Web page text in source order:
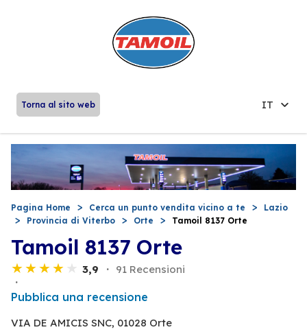
Torna al sito web IT
Pagina Home Cerca un punto vendita vicino a te
Lazio
Provincia di Viterbo
Orte Tamoil 8137 Orte
Tamoil 8137 Orte
3,9 91 Recensioni
Pubblica una recensione
VIA DE AMICIS SNC, 01028 Orte